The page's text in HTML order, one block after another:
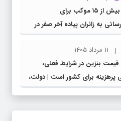
آمادگی بیش از ۱۵ موکب برای
به زائران پیاده آخر صفر در
چناران
11 مرداد 1405
بنزین در شرایط فعلی،
پرهزینه برای کشور است | دولت،
و عوامل اصلی ناترازی را